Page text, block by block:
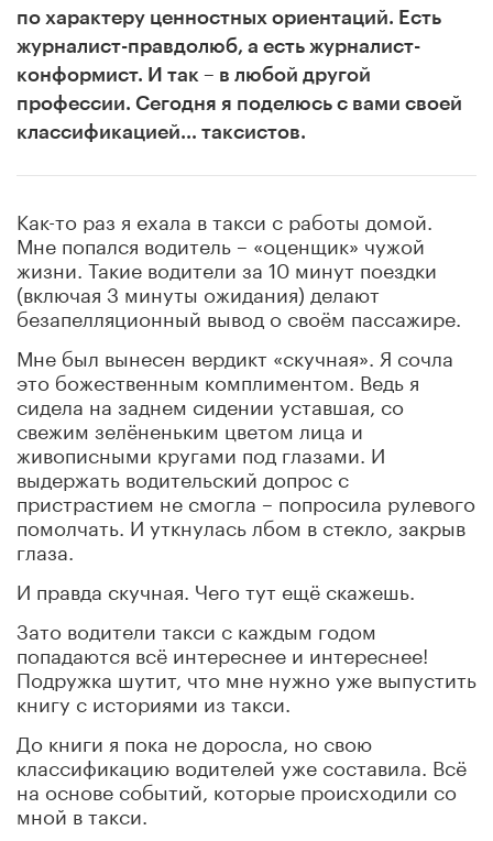
по характеру ценностных ориентаций. Есть
журналист-правдолюб, а есть журналист-
конформист. И так – в любой другой
профессии. Сегодня я поделюсь с вами своей
классификацией… таксистов.
Как-то раз я ехала в такси с работы домой.
Мне попался водитель – «оценщик» чужой
жизни. Такие водители за 10 минут поездки
(включая 3 минуты ожидания) делают
безапелляционный вывод о своём пассажире.
Мне был вынесен вердикт «скучная». Я сочла
это божественным комплиментом. Ведь я
сидела на заднем сидении уставшая, со
свежим зелёненьким цветом лица и
живописными кругами под глазами. И
выдержать водительский допрос с
пристрастием не смогла – попросила рулевого
помолчать. И уткнулась лбом в стекло, закрыв
глаза.
И правда скучная. Чего тут ещё скажешь.
Зато водители такси с каждым годом
попадаются всё интереснее и интереснее!
Подружка шутит, что мне нужно уже выпустить
книгу с историями из такси.
До книги я пока не доросла, но свою
классификацию водителей уже составила. Всё
на основе событий, которые происходили со
мной в такси.